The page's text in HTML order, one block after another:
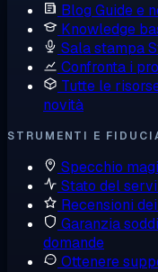
Blog Guide e
Knowledge
Sala stampa
Confronta i
Tutte le
novità
STRUMENTI E
Specchio
Stato del
Recensioni
Garanzia
domande
Ottenere